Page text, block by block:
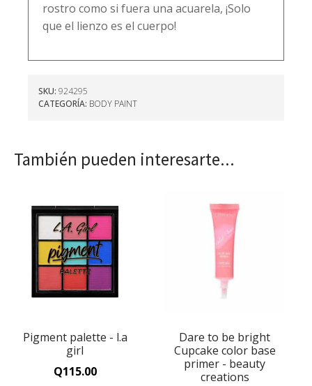
rostro como si fuera una acuarela, ¡Solo
que el lienzo es el cuerpo!
SKU: 924295
CATEGORÍA: BODY PAINT
También pueden interesarte...
Pigment palette - l.a
girl
Q115.00
Dare to be bright
Cupcake color base
primer - beauty
creations